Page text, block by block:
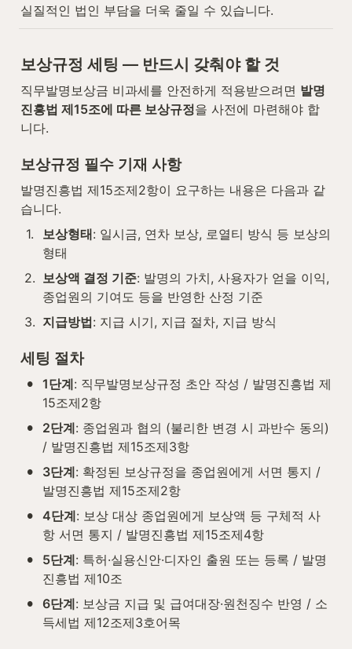
실질적인 법인 부담을 더욱 줄일 수 있습니다.
보상규정 세팅 — 반드시 갖춰야 할 것
직무발명보상금 비과세를 안전하게 적용받으려면 발명
진흥법 제15조에 따른 보상규정을 사전에 마련해야 합
니다.
보상규정 필수 기재 사항
발명진흥법 제15조제2항이 요구하는 내용은 다음과 같
습니다.
1. 보상형태: 일시금, 연차 보상, 로열티 방식 등 보상의
형태
2. 보상액 결정 기준: 발명의 가치, 사용자가 얻을 이익,
종업원의 기여도 등을 반영한 산정 기준
3. 지급방법: 지급 시기, 지급 절차, 지급 방식
세팅 절차
• 1단계: 직무발명보상규정 초안 작성 / 발명진흥법 제
15조제2항
• 2단계: 종업원과 협의 (불리한 변경 시 과반수 동의)
/ 발명진흥법 제15조제3항
• 3단계: 확정된 보상규정을 종업원에게 서면 통지 /
발명진흥법 제15조제2항
• 4단계: 보상 대상 종업원에게 보상액 등 구체적 사
항 서면 통지 / 발명진흥법 제15조제4항
• 5단계: 특허·실용신안·디자인 출원 또는 등록 / 발명
진흥법 제10조
• 6단계: 보상금 지급 및 급여대장·원천징수 반영 / 소
득세법 제12조제3호어목